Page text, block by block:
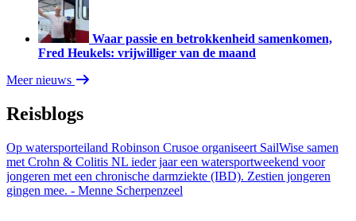
Waar passie en betrokkenheid samenkomen,
Fred Heukels: vrijwilliger van de maand
Meer nieuws
Reisblogs
Op watersporteiland Robinson Crusoe organiseert SailWise samen
met Crohn & Colitis NL ieder jaar een watersportweekend voor
jongeren met een chronische darmziekte (IBD). Zestien jongeren
gingen mee. - Menne Scherpenzeel